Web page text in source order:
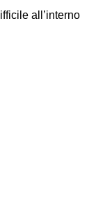
all’interno